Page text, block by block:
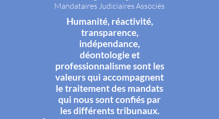
Mandataires Judiciaires Associés
Humanité, réactivité,
transparence,
indépendance,
déontologie et
professionnalisme sont les
valeurs qui accompagnent
le traitement des mandats
qui nous sont confiés par
les différents tribunaux.